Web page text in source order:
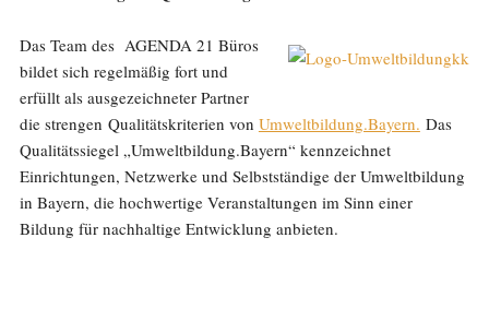
Das Team des AGENDA 21 Büros
bildet sich regelmäßig fort und
erfüllt als ausgezeichneter Partner
die strengen Qualitätskriterien von Umweltbildung.Bayern. Das
Qualitätssiegel „Umweltbildung.Bayern“ kennzeichnet
Einrichtungen, Netzwerke und Selbstständige der Umweltbildung
in Bayern, die hochwertige Veranstaltungen im Sinn einer
Bildung für nachhaltige Entwicklung anbieten.